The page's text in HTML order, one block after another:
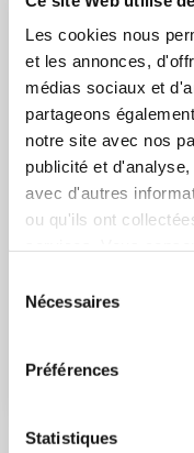
Les cookies nous
et les annonces,
médias sociaux et
partageons
notre site avec nos
publicité et
avec d'autres
ou qu'ils ont
Nécessaires
Préférences
Statistiques
INDUSTRIE
Voeux 2023 du
Retrouvez la vidéo
présentant ses vœux à
LIRE L'ACTUALITÉ